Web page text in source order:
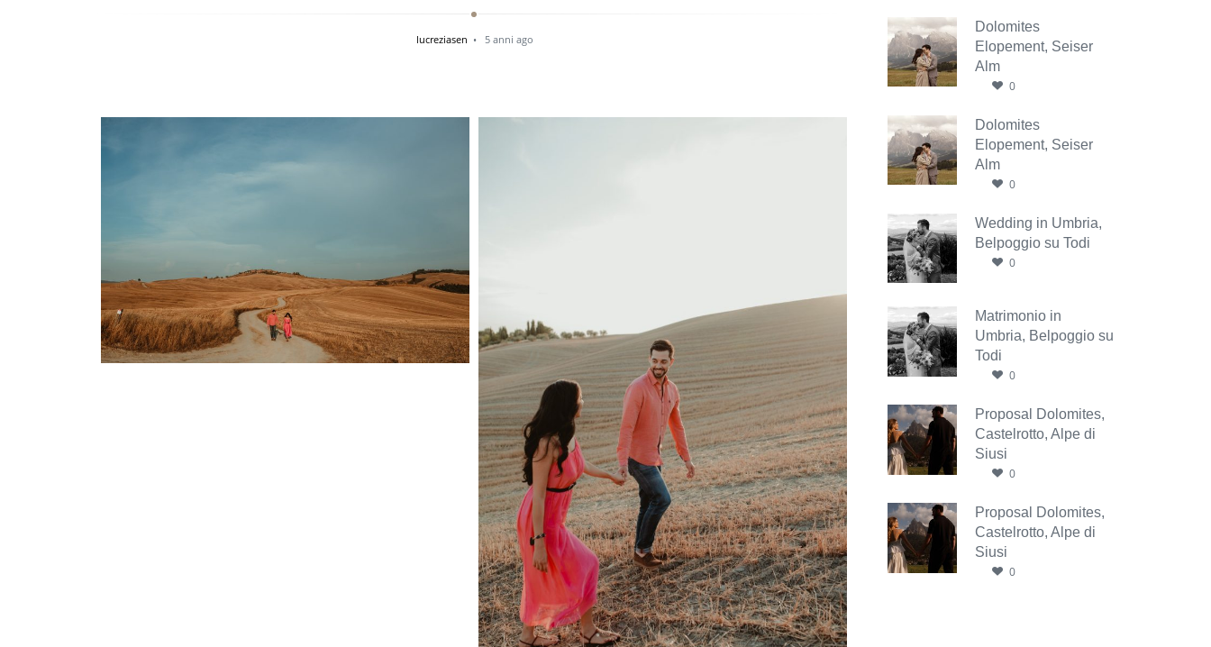
lucreziasen 5 anni ago
Dolomites
Elopement, Seiser
Alm
0
Dolomites
Elopement, Seiser
Alm
0
Wedding in Umbria,
Belpoggio su Todi
0
Matrimonio in
Umbria, Belpoggio su
Todi
0
Proposal Dolomites,
Castelrotto, Alpe di
Siusi
0
Proposal Dolomites,
Castelrotto, Alpe di
Siusi
0